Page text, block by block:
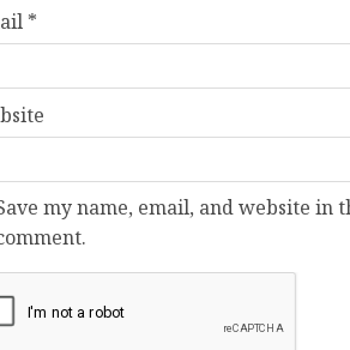
*
my name, email, and website